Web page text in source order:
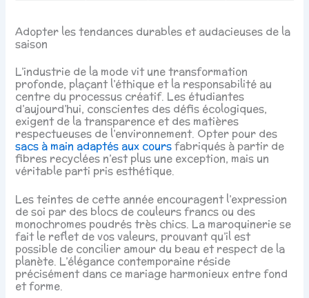
Adopter les tendances durables et audacieuses de la
saison
L’industrie de la mode vit une transformation
profonde, plaçant l’éthique et la responsabilité au
centre du processus créatif. Les étudiantes
d’aujourd’hui, conscientes des défis écologiques,
exigent de la transparence et des matières
respectueuses de l’environnement. Opter pour des
sacs à main adaptés aux coursfabriqués à partir de
fibres recyclées n’est plus une exception, mais un
véritable parti pris esthétique.
Les teintes de cette année encouragent l’expression
de soi par des blocs de couleurs francs ou des
monochromes poudrés très chics. La maroquinerie se
fait le reflet de vos valeurs, prouvant qu’il est
possible de concilier amour du beau et respect de la
planète. L’élégance contemporaine réside
précisément dans ce mariage harmonieux entre fond
et forme.